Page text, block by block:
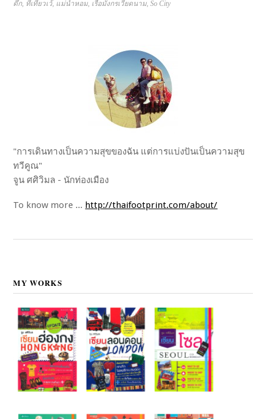
ดึก, ที่เที่ยวเว้, แม่น้ำหอม เรือมังกรเวียดนาม ,So City
"การเดินทางเป็นความสุขของฉัน แต่การแบ่งปันเป็นความสุข
ทวีคูณ"
จูน ศศิวิมล - นักท่องเมือง
To know more ... http://thaifootprint.com/about/
MY WORKS